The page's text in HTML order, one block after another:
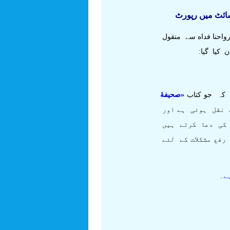
میں رپورٹ
فداه سے منقول
کیا گیا:
کہ جو کتاب«صحیفۀ
نقل ہوئی ہے اور
کی دعا کرتے ہیں
مشکلات کے لئے